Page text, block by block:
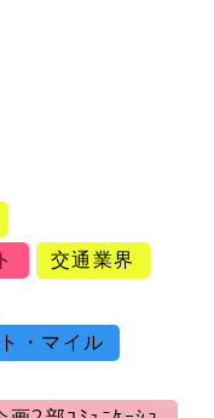
交通業界
・マイル